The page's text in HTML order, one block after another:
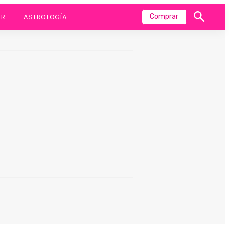
ASTROLOGÍA Comprar
Mostrar